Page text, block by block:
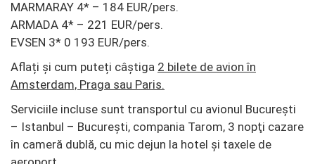
MARMARAY 4* – 184 EUR/pers.
ARMADA 4* – 221 EUR/pers.
EVSEN 3* 0 193 EUR/pers.
Aflați și cum puteți câștiga 2 bilete de avion în
Amsterdam, Praga sau Paris.
Serviciile incluse sunt transportul cu avionul Bucureşti
– Istanbul – Bucureşti, compania Tarom, 3 nopţi cazare
în cameră dublă, cu mic dejun la hotel și taxele de